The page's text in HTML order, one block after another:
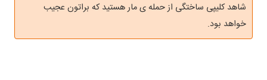
شاهد کلیپی ساختگی از حمله ی مار هستید که براتون عجیب
خواهد بود.